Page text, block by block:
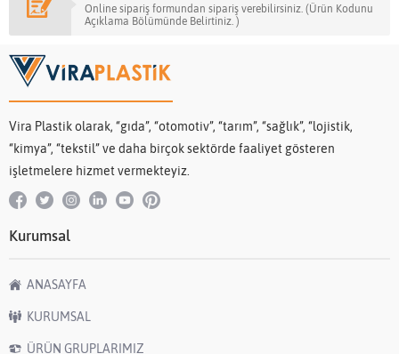
Online sipariş formundan sipariş verebilirsiniz. (Ürün Kodunu
Açıklama Bölümünde Belirtiniz. )
Vira Plastik olarak, “gıda”, “otomotiv”, “tarım”, “sağlık”, “lojistik,
“kimya”, “tekstil” ve daha birçok sektörde faaliyet gösteren
işletmelere hizmet vermekteyiz.
Kurumsal
ANASAYFA
KURUMSAL
ÜRÜN GRUPLARIMIZ